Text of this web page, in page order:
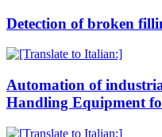
Detection of broken
Automation of
Handling Equipment